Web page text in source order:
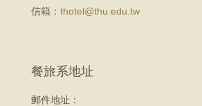
信箱： thotel@thu.edu.tw
餐旅系地址
郵件地址：